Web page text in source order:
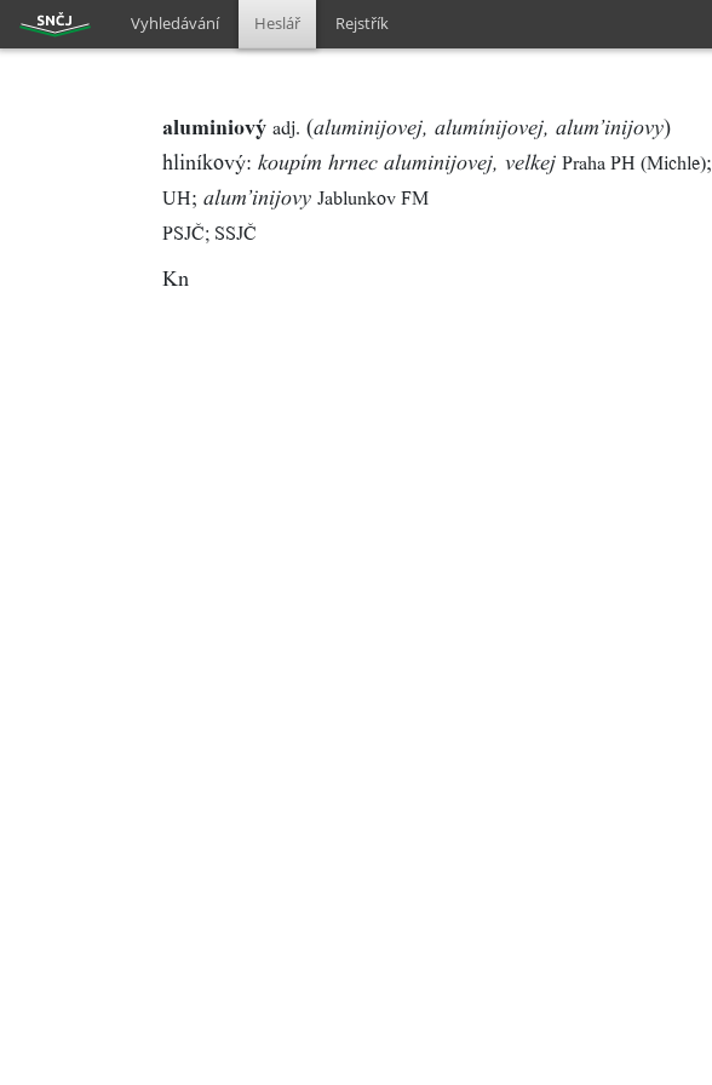
Vyhledávání Heslář Rejstřík
aluminiový adj. (aluminijovej, alumínijovej, alum’inijovy)
hliníkový: koupím hrnec aluminijovej, velkej Praha PH (Michle);
UH; alum’inijovy Jablunkov FM
PSJČ; SSJČ
Kn